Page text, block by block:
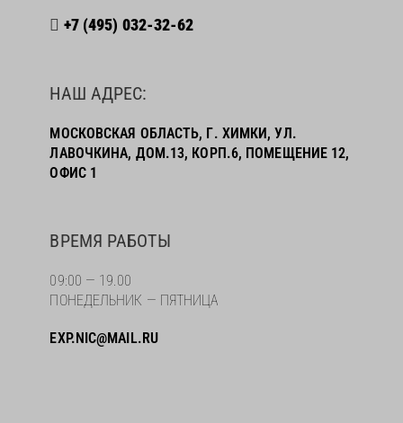
+7 (495) 032-32-62
НАШ АДРЕС:
МОСКОВСКАЯ ОБЛАСТЬ, Г. ХИМКИ, УЛ.
ЛАВОЧКИНА, ДОМ.13, КОРП.6, ПОМЕЩЕНИЕ 12,
ОФИС 1
ВРЕМЯ РАБОТЫ
09:00 — 19.00
ПОНЕДЕЛЬНИК — ПЯТНИЦА
EXP.NIC@MAIL.RU